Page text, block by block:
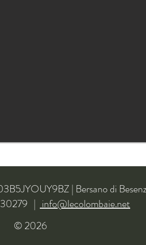
| Bersano di
| info@lecolombaie.net
© 2026